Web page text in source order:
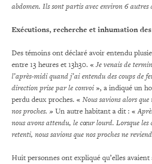
abdomen. Ils sont partis avec environ 6 autres
Exécutions, recherche et inhumation
Des témoins ont déclaré avoir entendu
entre 13 heures et 13h30. «Je venais de
l’après-midi quand j’ai entendu des coups de
direction prise par le convoi», a indiqué un
perdu deux proches. « Nous savions alors
nos proches. » Un autre habitant a dit : «
nous avons attendu, le cœur lourd. Lorsque les
retenti, nous savions que nos proches ne
Huit personnes ont expliqué qu’elles